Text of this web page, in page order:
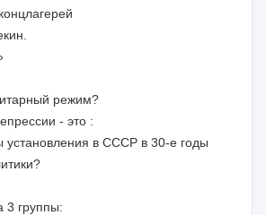
режим?
- это :
установления в СССР в 30-е годы
3 группы: